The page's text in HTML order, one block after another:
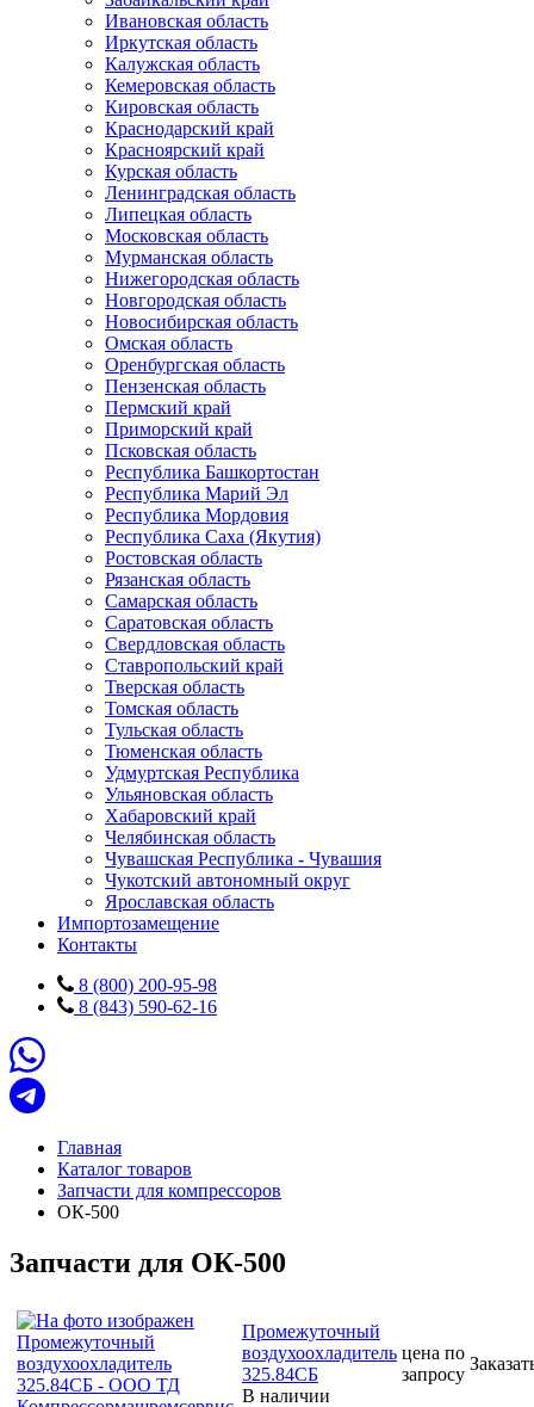
Ивановская область
Иркутская область
Калужская область
Кемеровская область
Кировская область
Краснодарский край
Красноярский край
Курская область
Ленинградская область
Липецкая область
Московская область
Мурманская область
Нижегородская область
Новгородская область
Новосибирская область
Омская область
Оренбургская область
Пензенская область
Пермский край
Приморский край
Псковская область
Республика Башкортостан
Республика Марий Эл
Республика Мордовия
Республика Саха (Якутия)
Ростовская область
Рязанская область
Самарская область
Саратовская область
Свердловская область
Ставропольский край
Тверская область
Томская область
Тульская область
Тюменская область
Удмуртская Республика
Ульяновская область
Хабаровский край
Челябинская область
Чувашская Республика - Чувашия
Чукотский автономный округ
Ярославская область
Импортозамещение
Контакты
8 (800) 200-95-98
8 (843) 590-62-16
Главная
Каталог товаров
Запчасти для компрессоров
ОК-500
Запчасти для ОК-500
Промежуточный
воздухоохладитель
325.84СБ
В наличии
цена по
запросу